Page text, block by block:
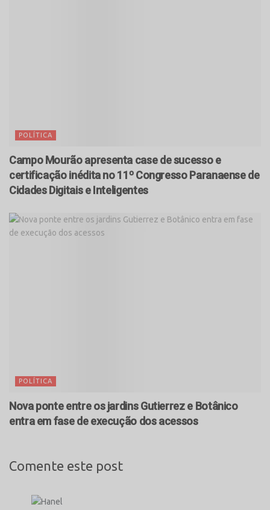
POLÍTICA
Campo Mourão apresenta case de sucesso e
certificação inédita no 11º Congresso Paranaense de
Cidades Digitais e Inteligentes
POLÍTICA
Nova ponte entre os jardins Gutierrez e Botânico
entra em fase de execução dos acessos
Comente este post